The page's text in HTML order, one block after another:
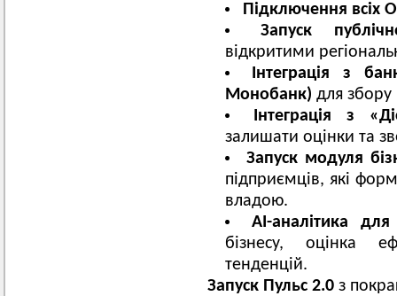
Підключення всіх
Запуск
відкритими
Інтеграція з
Монобанк) для збору
Інтеграція з
залишати оцінки та
Запуск модуля
підприємців, які
владою.
AI-аналітика
бізнесу, оцінка
тенденцій.
Запуск Пульс 2.0 з